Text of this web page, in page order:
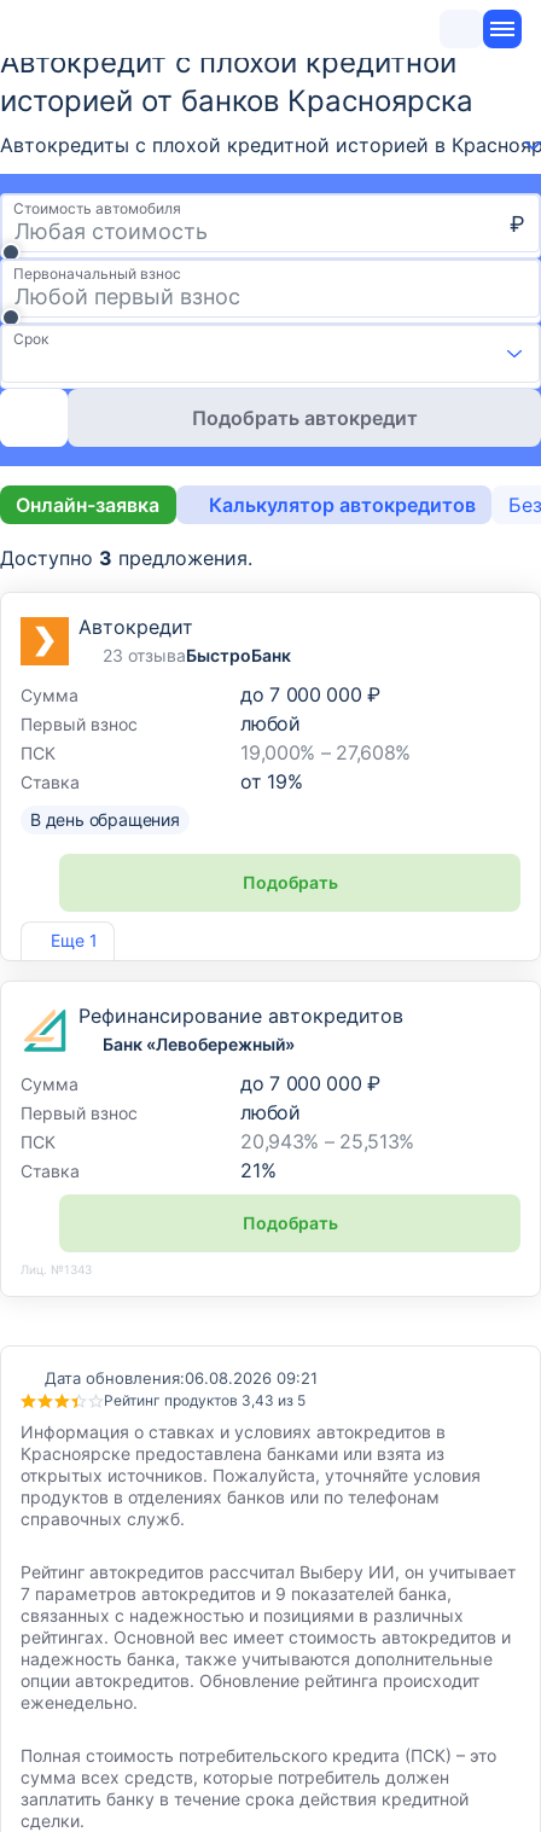
Автокредит с плохой кредитной
историей от банков Красноярска
Автокредиты с плохой кредитной историей в
Стоимость автомобиля
₽
Первоначальный взнос
Срок
Подобрать автокредит
Онлайн-заявка Калькулятор автокредитов
Доступно 3 предложения.
Еще 1
Автокредит
23 отзываБыстроБанк
Сумма
до 7 000 000 ₽
Первый взнос любой
ПСК 19,000% – 27,608%
Ставка от 19%
В день обращения
Подобрать
Лиц. №1745
Рефинансирование автокредитов
Банк «Левобережный»
Сумма
до 7 000 000 ₽
Первый взнос любой
ПСК 20,943% – 25,513%
Ставка 21%
Подобрать
Лиц. №1343
Дата обновления:06.08.2026 09:21
Рейтинг продуктов 3,43 из 5
Информация о ставках и условиях автокредитов в
Красноярске предоставлена банками или взята из
открытых источников. Пожалуйста, уточняйте условия
продуктов в отделениях банков или по телефонам
справочных служб.
Рейтинг автокредитов рассчитал Выберу ИИ, он учитывает
7 параметров автокредитов и 9 показателей банка,
связанных с надежностью и позициями в различных
рейтингах. Основной вес имеет стоимость автокредитов и
надежность банка, также учитываются дополнительные
опции автокредитов. Обновление рейтинга происходит
еженедельно.
Полная стоимость потребительского кредита (ПСК) – это
сумма всех средств, которые потребитель должен
заплатить банку в течение срока действия кредитной
сделки.